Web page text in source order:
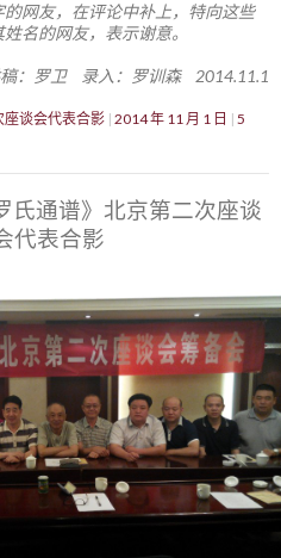
的网友，在评论中补上，特向这些
名的网友，表示谢意。
稿：罗卫 录入：罗训森 2014.11.1
谈会代表合影 2014 年 11 月 1 日
5
氏通谱》北京第二次座谈
代表合影